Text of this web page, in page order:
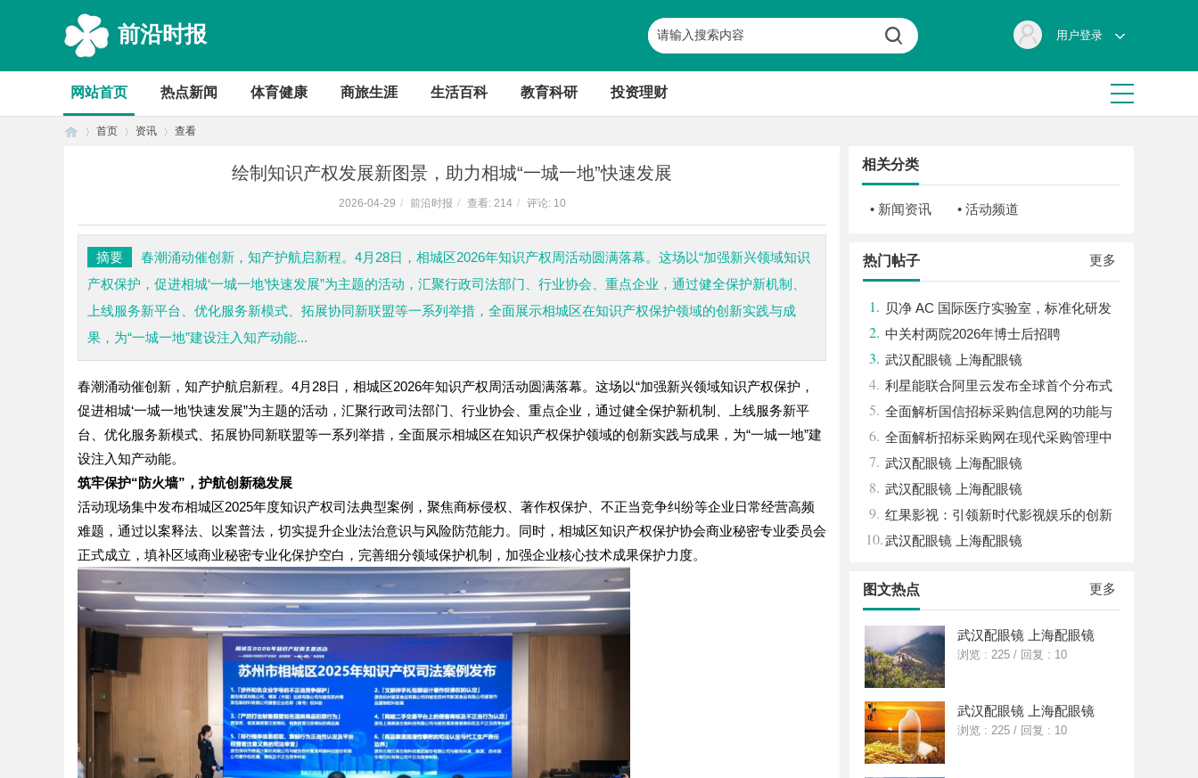
前沿时报 用户登录
网站首页 热点新闻 体育健康 商旅生涯 生活百科 教育科研 投资理财
首页 资讯 查看
绘制知识产权发展新图景，助力相城“一城一地”快速发展
2026-04-29 / 前沿时报 / 查看: 214 / 评论: 10
摘要
春潮涌动催创新，知产护航启新程。4月28日，相城区2026年知识产权周活动圆满落幕。这场以“加强新兴领域知识
产权保护，促进相城‘一城一地’快速发展”为主题的活动，汇聚行政司法部门、行业协会、重点企业，通过健全保护新机制、
上线服务新平台、优化服务新模式、拓展协同新联盟等一系列举措，全面展示相城区在知识产权保护领域的创新实践与成
果，为“一城一地”建设注入知产动能...
春潮涌动催创新，知产护航启新程。4月28日，相城区2026年知识产权周活动圆满落幕。这场以“加强新兴领域知识产权保护，
促进相城‘一城一地’快速发展”为主题的活动，汇聚行政司法部门、行业协会、重点企业，通过健全保护新机制、上线服务新平
台、优化服务新模式、拓展协同新联盟等一系列举措，全面展示相城区在知识产权保护领域的创新实践与成果，为“一城一地”建
设注入知产动能。
筑牢保护“防火墙”，护航创新稳发展
活动现场集中发布相城区2025年度知识产权司法典型案例，聚焦商标侵权、著作权保护、不正当竞争纠纷等企业日常经营高频
难题，通过以案释法、以案普法，切实提升企业法治意识与风险防范能力。同时，相城区知识产权保护协会商业秘密专业委员会
正式成立，填补区域商业秘密专业化保护空白，完善细分领域保护机制，加强企业核心技术成果保护力度。
相关分类
• 新闻资讯 • 活动频道
更多
热门帖子
1. 贝净 AC 国际医疗实验室，标准化研发
体系全解析
2. 中关村两院2026年博士后招聘
3. 武汉配眼镜 上海配眼镜
4. 利星能联合阿里云发布全球首个分布式
算电协同解决方案
5. 全面解析国信招标采购信息网的功能与
优势
6. 全面解析招标采购网在现代采购管理中
的重要作用与应用
7. 武汉配眼镜 上海配眼镜
8. 武汉配眼镜 上海配眼镜
9. 红果影视：引领新时代影视娱乐的创新
与变革
10.武汉配眼镜 上海配眼镜
更多
图文热点
武汉配眼镜 上海配眼镜
浏览 : 225 / 回复 : 10
武汉配眼镜 上海配眼镜
浏览 : 225 / 回复 : 10